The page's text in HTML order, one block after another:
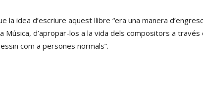
la idea d’escriure aquest llibre “era una manera
Música, d’apropar-los a la vida dels compositors a
com a persones normals”.